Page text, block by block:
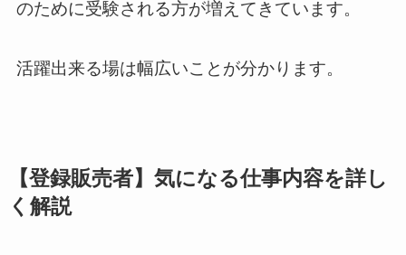
のために受験される方が増えてきています。
活躍出来る場は幅広いことが分かります。
【登録販売者】気になる仕事内容を詳し
く解説